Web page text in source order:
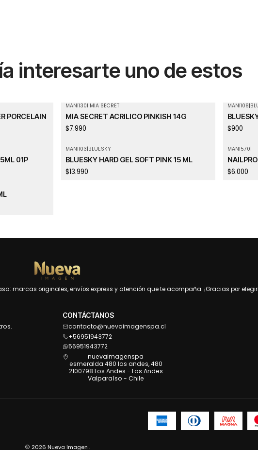
interesarte uno de estos
PORCELAIN
MANI1301|MIA SECRET
MIA SECRET ACRILICO PINKISH 14G
$7.990
MANI108|
$900
01P
MANI103|BLUESKY
BLUESKY HARD GEL SOFT PINK 15 ML
$13.990
MANI570|
$6.000
marcas originales, envíos express y atención que te acompaña. ¡Gracias por
CONTÁCTANOS
contacto@nuevaimagenspa.cl
+56951943772
56951943772
nuevaimagenspa
esmeralda 480 los andes, 480
2100798 Los Andes - Los Andes
Valparaíso - Chile
2026 Nueva Imagen .